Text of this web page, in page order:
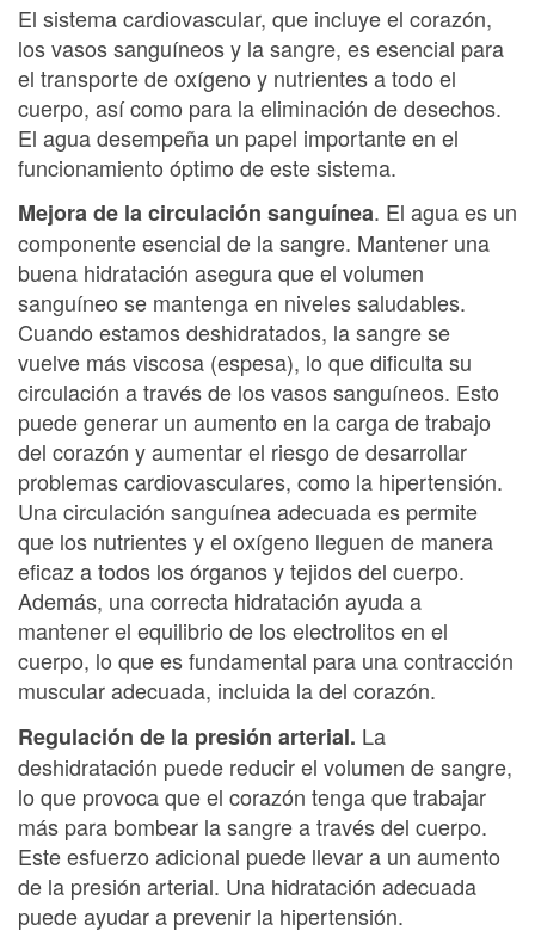
El sistema cardiovascular, que incluye el corazón,
los vasos sanguíneos y la sangre, es esencial para
el transporte de oxígeno y nutrientes a todo el
cuerpo, así como para la eliminación de desechos.
El agua desempeña un papel importante en el
funcionamiento óptimo de este sistema.
Mejora de la circulación sanguínea. El agua es un
componente esencial de la sangre. Mantener una
buena hidratación asegura que el volumen
sanguíneo se mantenga en niveles saludables.
Cuando estamos deshidratados, la sangre se
vuelve más viscosa (espesa), lo que dificulta su
circulación a través de los vasos sanguíneos. Esto
puede generar un aumento en la carga de trabajo
del corazón y aumentar el riesgo de desarrollar
problemas cardiovasculares, como la hipertensión.
Una circulación sanguínea adecuada es permite
que los nutrientes y el oxígeno lleguen de manera
eficaz a todos los órganos y tejidos del cuerpo.
Además, una correcta hidratación ayuda a
mantener el equilibrio de los electrolitos en el
cuerpo, lo que es fundamental para una contracción
muscular adecuada, incluida la del corazón.
Regulación de la presión arterial. La
deshidratación puede reducir el volumen de sangre,
lo que provoca que el corazón tenga que trabajar
más para bombear la sangre a través del cuerpo.
Este esfuerzo adicional puede llevar a un aumento
de la presión arterial. Una hidratación adecuada
puede ayudar a prevenir la hipertensión.